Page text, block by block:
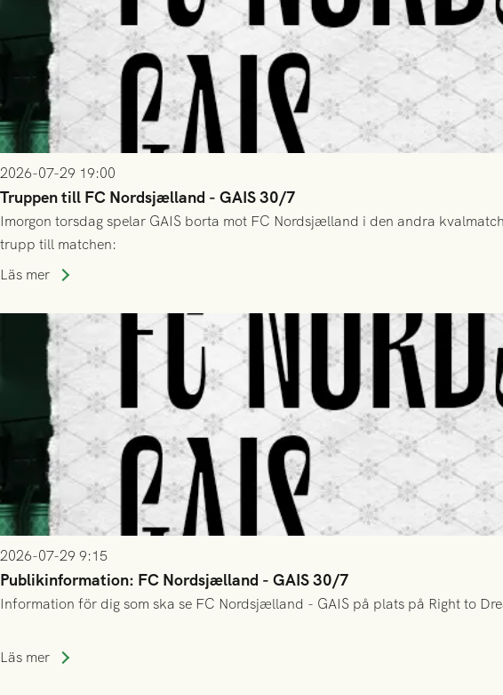
2026-07-29 19:00
Truppen till FC Nordsjælland - GAIS 30/7
Imorgon torsdag spelar GAIS borta mot FC Nordsjælland i den andra
trupp till matchen:
Läs mer
2026-07-29 9:15
Publikinformation: FC Nordsjælland - GAIS 30/7
Information för dig som ska se FC Nordsjælland - GAIS på plats på Right to
Läs mer